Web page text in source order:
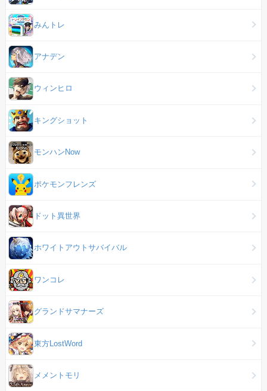
みんトレ
アナデン
ウィンヒロ
キングショット
モンハンNow
ポケモンフレンズ
ドット異世界
ホワイトアウトサバイバル
ワンコレ
グランドサマナーズ
東方LostWord
メメントモリ